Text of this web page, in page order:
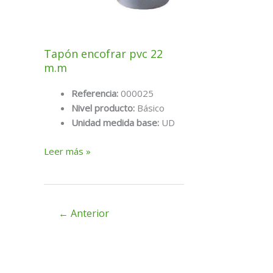
Tapón encofrar pvc 22
m.m
Referencia: 000025
Nivel producto: Básico
Unidad medida base: UD
Tapón
Leer más »
← Anterior